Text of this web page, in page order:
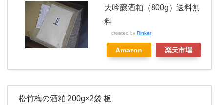
大吟醸酒粕（800g）送料無
料
created by Rinker
Amazon 楽天市場
松竹梅の酒粕 200g×2袋 板